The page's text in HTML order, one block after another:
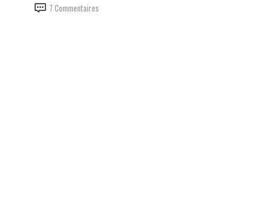
7 Commentaires